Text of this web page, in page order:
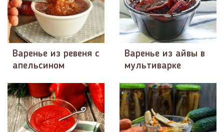
Варенье из ревеня с
апельсином
Варенье из айвы в
мультиварке